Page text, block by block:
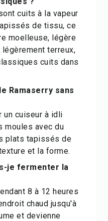
cuits à la vapeur
de tissu, ce
moelleuse, légère
terreux,
cuits dans
Ramaserry sans
un cuiseur à idli
moules avec du
plats tapissés de
et la forme.
je fermenter la
8 à 12 heures
chaud jusqu'à
et devienne